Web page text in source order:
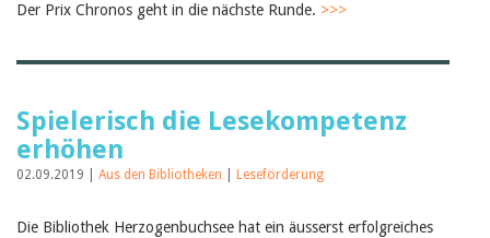
Schweizer Literatur
Birgit Libiszewski
Ursula Strahm
Sibylle Birrer
Céline Graf
Der Prix Chronos geht in die nächste Runde. >>>
Spielerisch die Lesekompetenz
erhöhen
02.09.2019 | Aus den Bibliotheken Leseförderung
Die Bibliothek Herzogenbuchsee hat ein äusserst erfolgreiches